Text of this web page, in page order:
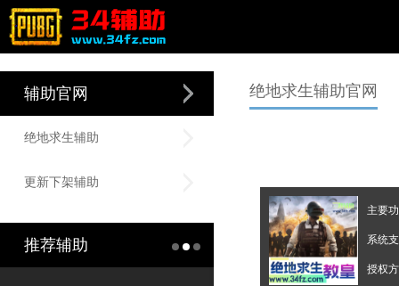
辅助官网
绝地求生辅助
更新下架辅助
推荐辅助
绝地求生辅助官网
主要
系统
授权